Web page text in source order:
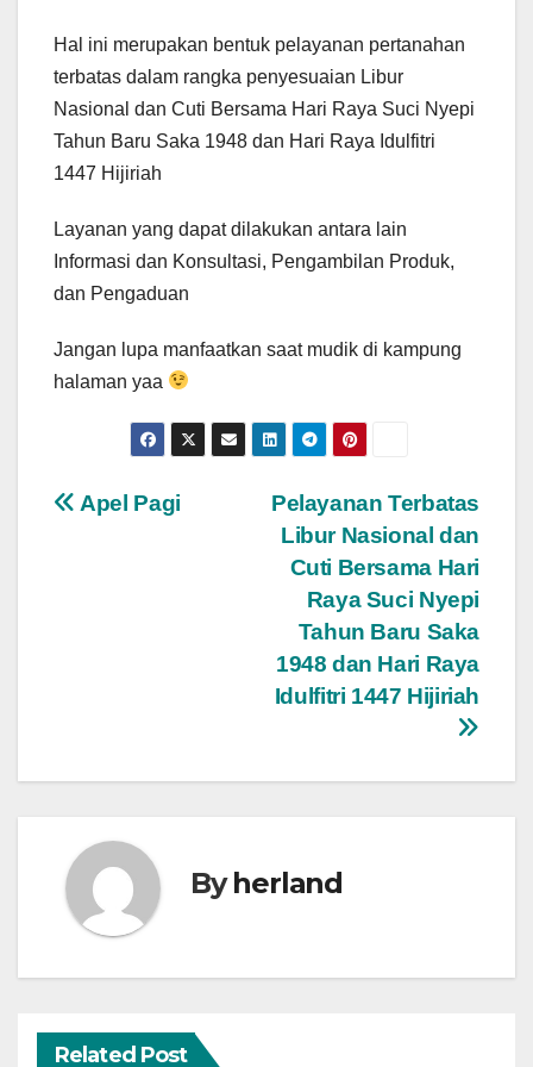
Hal ini merupakan bentuk pelayanan pertanahan
terbatas dalam rangka penyesuaian Libur
Nasional dan Cuti Bersama Hari Raya Suci Nyepi
Tahun Baru Saka 1948 dan Hari Raya Idulfitri
1447 Hijiriah
Layanan yang dapat dilakukan antara lain
Informasi dan Konsultasi, Pengambilan Produk,
dan Pengaduan
Jangan lupa manfaatkan saat mudik di kampung
halaman yaa
Post
Pelayanan Terbatas
Libur Nasional dan
Cuti Bersama Hari
Raya Suci Nyepi
Tahun Baru Saka
1948 dan Hari Raya
Idulfitri 1447 Hijiriah
Apel Pagi
Byherland
Related Post